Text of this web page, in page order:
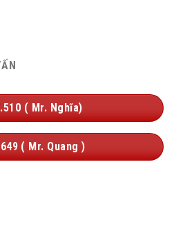
( Mr. Nghĩa)
( Mr. Quang )